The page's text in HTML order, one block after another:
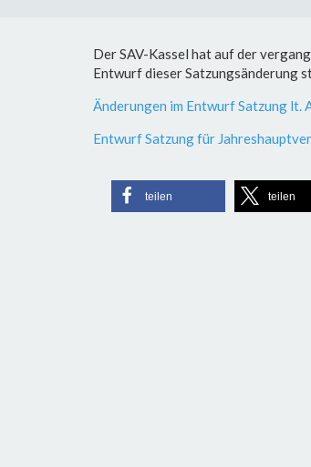
Der SAV-Kassel hat auf der
Entwurf dieser Satzungsänderung
Änderungen im Entwurf Satzung lt.
Entwurf Satzung für
teilen teilen